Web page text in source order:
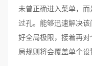
未曾正确进入菜单，
过孔。能够迅速解决
好全局极限，接着再
局规则将会覆盖单个设